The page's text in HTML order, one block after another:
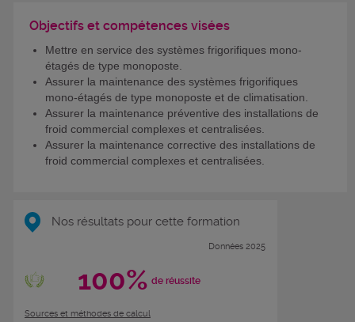
Objectifs et compétences visées
Mettre en service des systèmes frigorifiques mono-
étagés de type monoposte.
Assurer la maintenance des systèmes frigorifiques
mono-étagés de type monoposte et de climatisation.
Assurer la maintenance préventive des installations de
froid commercial complexes et centralisées.
Assurer la maintenance corrective des installations de
froid commercial complexes et centralisées.
Nos résultats pour cette formation
Données 2025
100% de réussite
Sources et méthodes de calcul